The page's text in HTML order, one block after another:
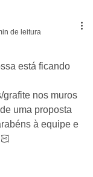
de leitura
está ficando
grafite nos muros
uma proposta
à equipe e